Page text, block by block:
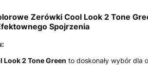
Zerówki Cool Look 2 Tone
Spojrzenia
Look 2 Tone Green to doskonały wybór dla